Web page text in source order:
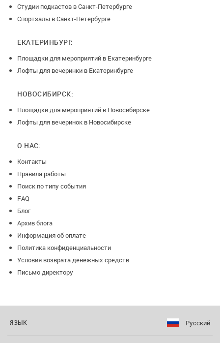
Студии подкастов в Санкт-Петербурге
Спортзалы в Санкт-Петербурге
ЕКАТЕРИНБУРГ:
Площадки для мероприятий в Екатеринбурге
Лофты для вечеринки в Екатеринбурге
НОВОСИБИРСК:
Площадки для мероприятий в Новосибирске
Лофты для вечеринок в Новосибирске
О НАС:
Контакты
Правила работы
Поиск по типу события
FAQ
Блог
Архив блога
Информация об оплате
Политика конфиденциальности
Условия возврата денежных средств
Письмо директору
ЯЗЫК Русский